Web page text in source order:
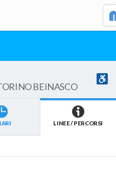
BEINASCO
LINEE / PERCORSI